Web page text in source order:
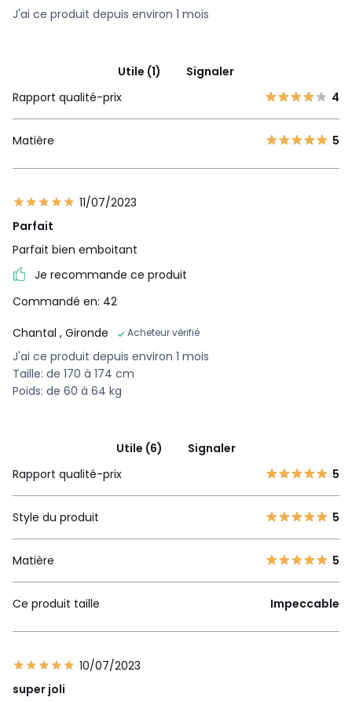
J'ai ce produit depuis environ 1 mois
Utile (1)
Signaler
Rapport qualité-prix
4
Matière 5
11/07/2023
Parfait
Parfait bien emboitant
Je recommande ce produit
Commandé en: 42
Chantal , Gironde Acheteur vérifié
J'ai ce produit depuis environ 1 mois
Taille: de 170 à 174 cm
Poids: de 60 à 64 kg
Utile (6)
Signaler
Rapport qualité-prix
5
Style du produit 5
Matière 5
Ce produit taille Impeccable
10/07/2023
super joli